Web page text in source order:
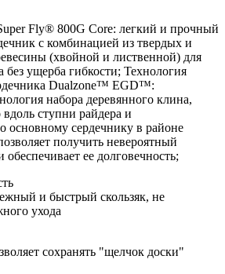
Fly® 800G Core: легкий и прочный
с комбинацией из твердых и
(хвойной и лиственной) для
без ущерба гибкости; Технология
Dualzone™ EGD™:
набора деревянного клина,
ступни райдера и
основному сердечнику в районе
получить невероятный
обеспечивает ее долговечность;
и быстрый скользяк, не
ухода
сохранять "щелчок доски"